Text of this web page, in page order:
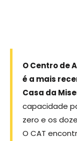
O Centro de
é a mais
Casa da
capacidade
zero e os
O CAT